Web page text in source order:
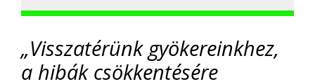
„Visszatérünk gyökereinkhez,
a hibák csökkentésére